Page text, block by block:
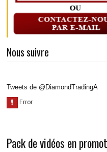
Nous suivre
Tweets de @DiamondTradingA
Pack de vidéos en